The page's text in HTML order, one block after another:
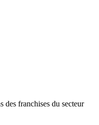
des franchises du secteur